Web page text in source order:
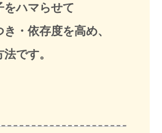
をハマらせて
・依存度を高め、
です。